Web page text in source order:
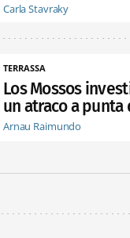
Carla Stavraky
TERRASSA
Los Mossos
un atraco a
Arnau Raimundo